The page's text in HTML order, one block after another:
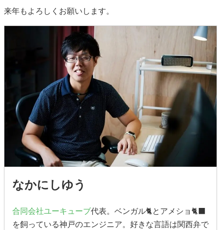
来年もよろしくお願いします。
なかにしゆう
合同会社ユーキューブ代表。ベンガル🐈とアメショ🐈‍⬛
を飼っている神戸のエンジニア。好きな言語は関西弁で